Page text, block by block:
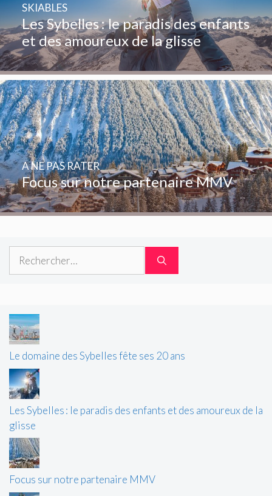
Les Sybelles : le paradis des enfants
et des amoureux de la glisse
SKIABLES
Focus sur notre partenaire MMV
A NE PAS RATER
Le domaine des Sybelles fête ses 20 ans
Les Sybelles : le paradis des enfants et des amoureux de la
glisse
Focus sur notre partenaire MMV